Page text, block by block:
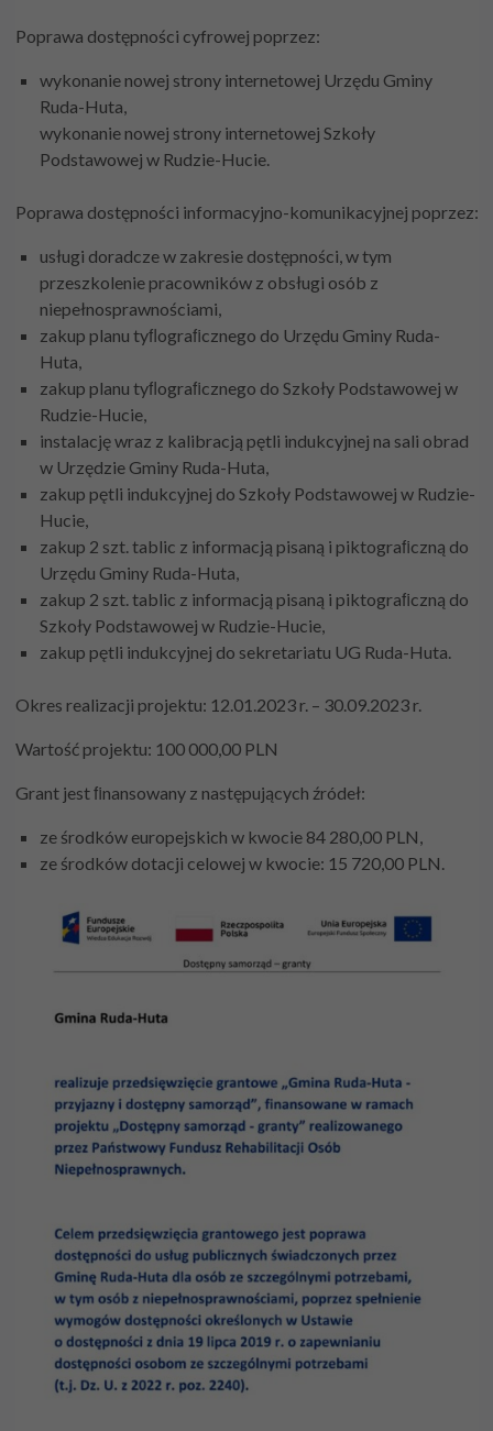
Poprawa dostępności cyfrowej poprzez:
wykonanie nowej strony internetowej Urzędu Gminy
Ruda-Huta,
wykonanie nowej strony internetowej Szkoły
Podstawowej w Rudzie-Hucie.
Poprawa dostępności informacyjno-komunikacyjnej poprzez:
usługi doradcze w zakresie dostępności, w tym
przeszkolenie pracowników z obsługi osób z
niepełnosprawnościami,
zakup planu tyﬂograﬁcznego do Urzędu Gminy Ruda-
Huta,
zakup planu tyﬂograﬁcznego do Szkoły Podstawowej w
Rudzie-Hucie,
instalację wraz z kalibracją pętli indukcyjnej na sali obrad
w Urzędzie Gminy Ruda-Huta,
zakup pętli indukcyjnej do Szkoły Podstawowej w Rudzie-
Hucie,
zakup 2 szt. tablic z informacją pisaną i piktograﬁczną do
Urzędu Gminy Ruda-Huta,
zakup 2 szt. tablic z informacją pisaną i piktograﬁczną do
Szkoły Podstawowej w Rudzie-Hucie,
zakup pętli indukcyjnej do sekretariatu UG Ruda-Huta.
Okres realizacji projektu: 12.01.2023 r. – 30.09.2023 r.
Wartość projektu: 100 000,00 PLN
Grant jest ﬁnansowany z następujących źródeł:
ze środków europejskich w kwocie 84 280,00 PLN,
ze środków dotacji celowej w kwocie: 15 720,00 PLN.